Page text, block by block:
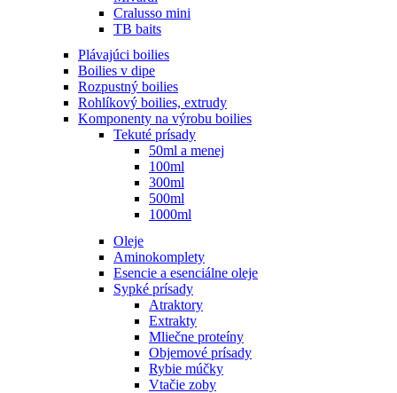
Cralusso mini
TB baits
Plávajúci boilies
Boilies v dipe
Rozpustný boilies
Rohlíkový boilies, extrudy
Komponenty na výrobu boilies
Tekuté prísady
50ml a menej
100ml
300ml
500ml
1000ml
Oleje
Aminokomplety
Esencie a esenciálne oleje
Sypké prísady
Atraktory
Extrakty
Mliečne proteíny
Objemové prísady
Rybie múčky
Vtačie zoby